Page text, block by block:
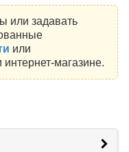
или задавать
или
магазине.